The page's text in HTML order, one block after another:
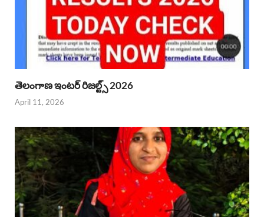
తెలంగాణ ఇంటర్ రిజల్ట్స్ 2026
April 11, 2026